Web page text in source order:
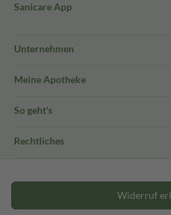
Sanicare App
Unternehmen
Meine Apotheke
So geht's
Rechtliches
Widerruf